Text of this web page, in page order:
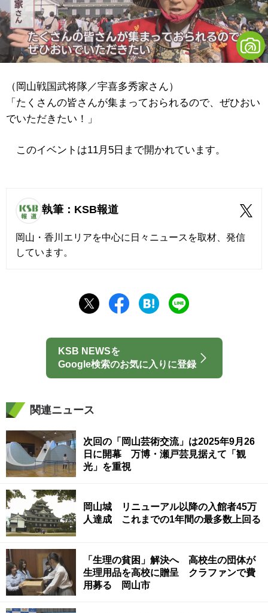
（岡山戦国武将隊／宇喜多秀家さん）
「たくさんの皆さんが集まっておられるので、ぜひおい
でいただきたい！」
このイベントは11月5日まで開かれています。
執筆：KSB報道
岡山・香川エリアを中心に日々ニュースを取材、発信
しています。
KSB NEWSを
Google検索のお気に入りに登録
関連ニュース
次回の「岡山芸術交流」は2025年9月26
日に開幕 万博・瀬戸芸見据えて「観
光」を重視
岡山城 リニューアル以降の入館者45万
人達成 これまでの1年間の最多数上回る
「生理の貧困」解決へ 高校生の団体が
生理用品を高校に贈呈 クラファンで費
用募る 岡山市